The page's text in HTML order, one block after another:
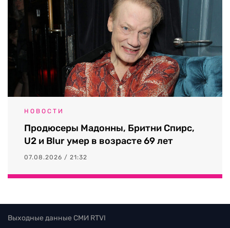
НОВОСТИ
Продюсеры Мадонны, Бритни Спирс,
U2 и Blur умер в возрасте 69 лет
07.08.2026 / 21:32
Выходные данные СМИ RTVI